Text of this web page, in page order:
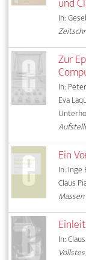
In:
Zur
In:
Eva
Ein
In: Inge
Claus
Massen
In: